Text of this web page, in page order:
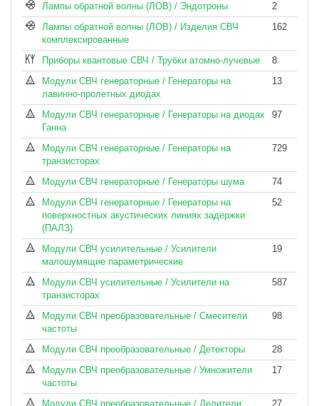
Лампы обратной волны (ЛОВ) / Эндотроны
2
Лампы обратной волны (ЛОВ) / Изделия СВЧ
комплексированные
162
Приборы квантовые СВЧ / Трубки атомно-лучевые
8
Модули СВЧ генераторные / Генераторы на
лавинно-пролетных диодах
13
Модули СВЧ генераторные / Генераторы на диодах
Ганна
97
Модули СВЧ генераторные / Генераторы на
транзисторах
729
Модули СВЧ генераторные / Генераторы шума
74
Модули СВЧ генераторные / Генераторы на
поверхностных акустических линиях задержки
(ПАЛЗ)
52
Модули СВЧ усилительные / Усилители
малошумящие параметрические
19
Модули СВЧ усилительные / Усилители на
транзисторах
587
Модули СВЧ преобразовательные / Смесители
частоты
98
Модули СВЧ преобразовательные / Детекторы
28
Модули СВЧ преобразовательные / Умножители
частоты
17
Модули СВЧ преобразовательные / Делители
27